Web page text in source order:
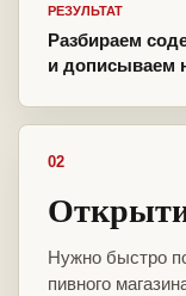
РЕЗУЛЬТАТ
Разбираем
и дописываем
02
Нужно быстро
пивного